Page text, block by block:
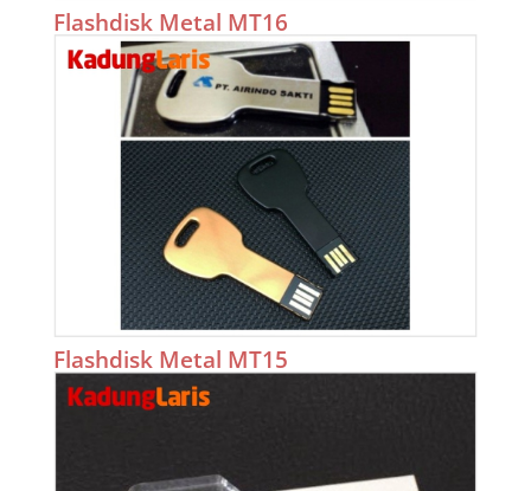
Flashdisk Metal MT16
Flashdisk Metal MT15